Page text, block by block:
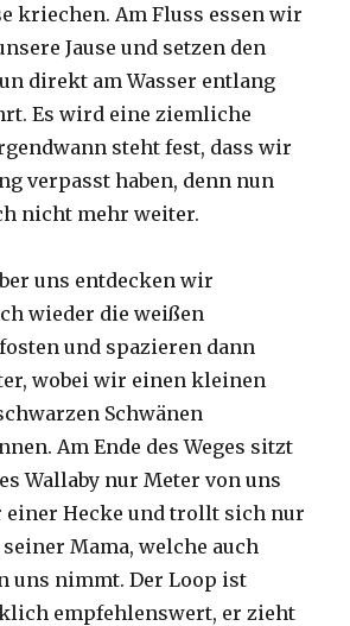
kriechen. Am Fluss essen wir
Jause und setzen den
direkt am Wasser entlang
Es wird eine ziemliche
steht fest, dass wir
verpasst haben, denn nun
nicht mehr weiter.
uns entdecken wir
wieder die weißen
und spazieren dann
wobei wir einen kleinen
Schwänen
Am Ende des Weges sitzt
Wallaby nur Meter von uns
Hecke und trollt sich nur
Mama, welche auch
uns nimmt. Der Loop ist
empfehlenswert, er zieht